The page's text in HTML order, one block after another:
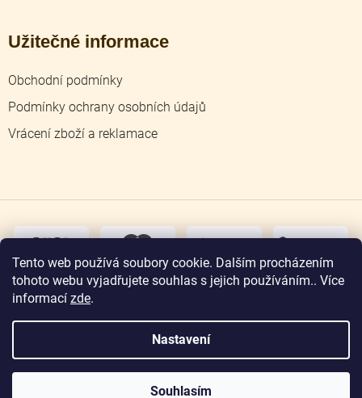
Tento web používá soubory cookie. Dalším procházením
tohoto webu vyjadřujete souhlas s jejich používáním.. Více
informací zde.
Nastavení
Souhlasím
Užitečné informace
Obchodní podmínky
Podmínky ochrany osobních údajů
Vrácení zboží a reklamace
osobní
Copyright 2026Zlatnictví Jičín. Všechna práva
vyhrazena.